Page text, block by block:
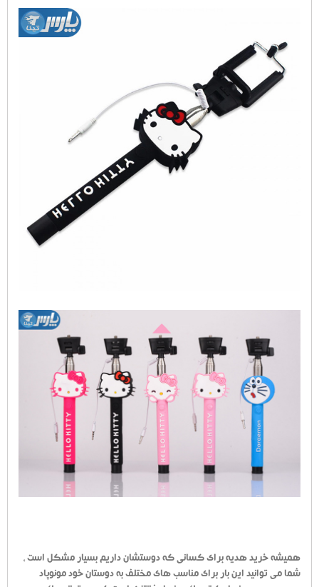
همیشه خرید هدیه برای کسانی که دوستشان داریم بسیار مشکل است ،
شما می توانید این بار برای مناسب های مختلف به دوستان خود مونوپاد